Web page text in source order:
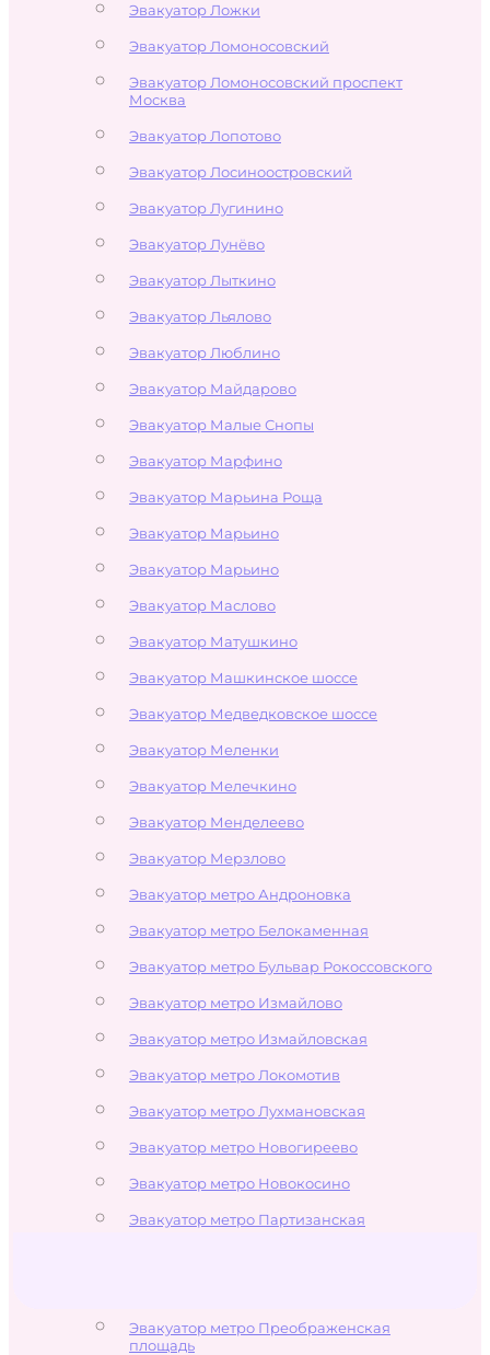
Эвакуатор Ложки
Эвакуатор Ломоносовский
Эвакуатор Ломоносовский проспект
Москва
Эвакуатор Лопотово
Эвакуатор Лосиноостровский
Эвакуатор Лугинино
Эвакуатор Лунёво
Эвакуатор Лыткино
Эвакуатор Льялово
Эвакуатор Люблино
Эвакуатор Майдарово
Эвакуатор Малые Снопы
Эвакуатор Марфино
Эвакуатор Марьина Роща
Эвакуатор Марьино
Эвакуатор Марьино
Эвакуатор Маслово
Эвакуатор Матушкино
Эвакуатор Машкинское шоссе
Эвакуатор Медведковское шоссе
Эвакуатор Меленки
Эвакуатор Мелечкино
Эвакуатор Менделеево
Эвакуатор Мерзлово
Эвакуатор метро Андроновка
Эвакуатор метро Белокаменная
Эвакуатор метро Бульвар Рокоссовского
Эвакуатор метро Измайлово
Эвакуатор метро Измайловская
Эвакуатор метро Локомотив
Эвакуатор метро Лухмановская
Эвакуатор метро Новогиреево
Эвакуатор метро Новокосино
Эвакуатор метро Партизанская
Эвакуатор метро Преображенская
площадь